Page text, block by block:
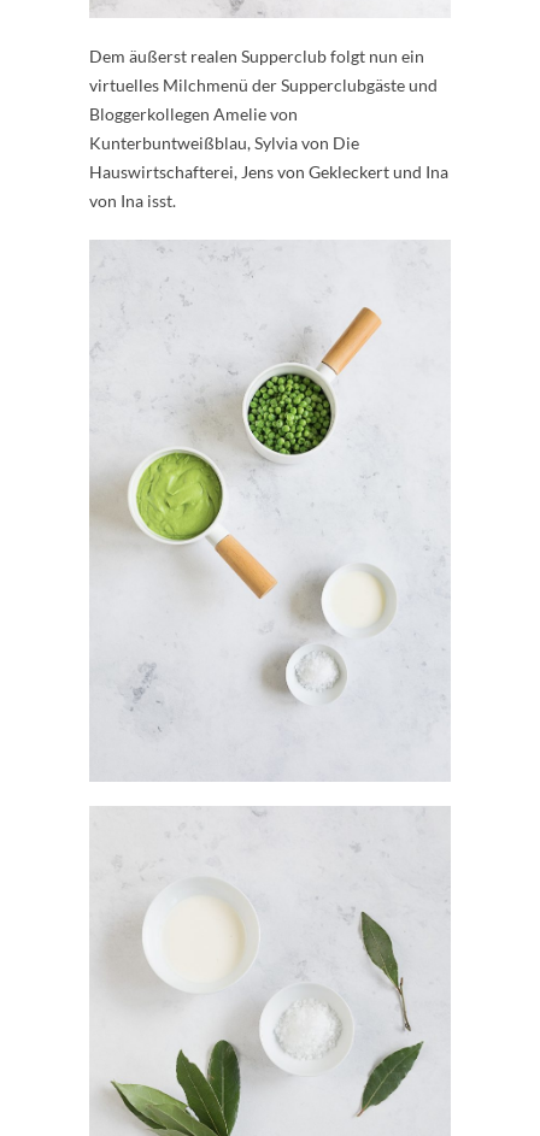
Dem äußerst realen Supperclub folgt nun ein
virtuelles Milchmenü der Supperclubgäste und
Bloggerkollegen Amelie von
Kunterbuntweißblau, Sylvia von Die
Hauswirtschafterei, Jens von Gekleckert und Ina
von Ina isst.